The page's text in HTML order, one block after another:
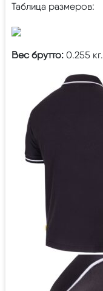
Таблица размеров:
Вес брутто: 0.255 кг.